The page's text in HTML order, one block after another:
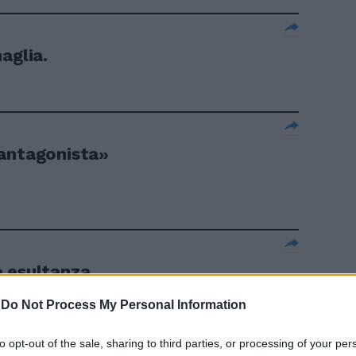
Do Not Process My Personal Information
opt-out of the sale, sharing to third parties, or processing of your
esultanza
della
anni '80-
deve